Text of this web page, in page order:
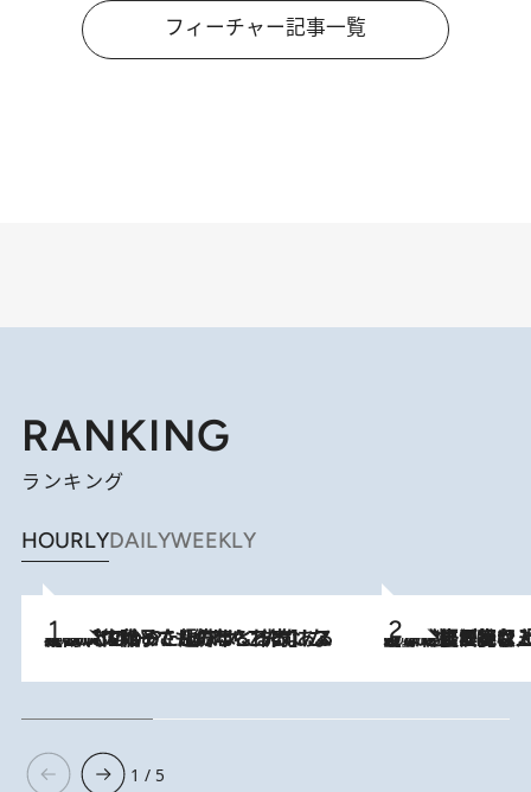
フィーチャー記事一覧
RANKING
ランキング
HOURLYDAILYWEEKLY
2026.8.5
【阿川佐和子さんの年とる力】なぜ70代で始めた趣味は“こんなに楽しい”のか？ ピアノ、俳句…スランプに陥っても続けられる“ある秘訣”とは 2026.8.5
【なぜ吉沢亮は「気配を消せる」のか？】興行収入208億の『国宝』を経て挑むミュージカル『ディア・エヴァン・ハンセン』。トップ俳優が舞台上でさらけ出した“孤独”とは
1 / 5